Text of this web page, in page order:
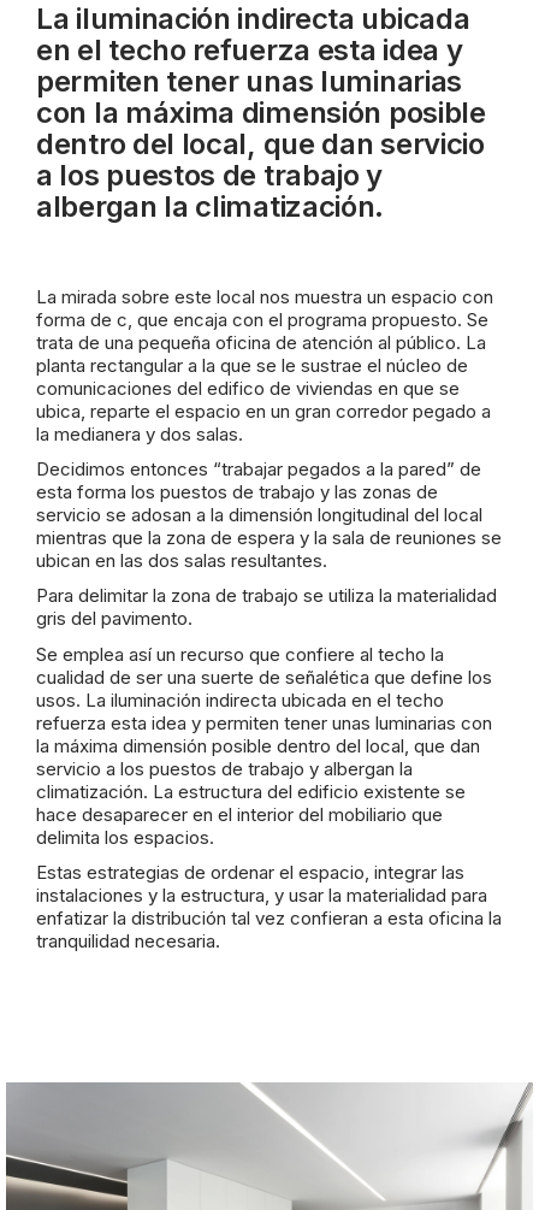
La iluminación indirecta ubicada
en el techo refuerza esta idea y
permiten tener unas luminarias
con la máxima dimensión posible
dentro del local, que dan servicio
a los puestos de trabajo y
albergan la climatización.
La mirada sobre este local nos muestra un espacio con
forma de c, que encaja con el programa propuesto. Se
trata de una pequeña oficina de atención al público. La
planta rectangular a la que se le sustrae el núcleo de
comunicaciones del edifico de viviendas en que se
ubica, reparte el espacio en un gran corredor pegado a
la medianera y dos salas.
Decidimos entonces “trabajar pegados a la pared” de
esta forma los puestos de trabajo y las zonas de
servicio se adosan a la dimensión longitudinal del local
mientras que la zona de espera y la sala de reuniones se
ubican en las dos salas resultantes.
Para delimitar la zona de trabajo se utiliza la materialidad
gris del pavimento.
Se emplea así un recurso que confiere al techo la
cualidad de ser una suerte de señalética que define los
usos. La iluminación indirecta ubicada en el techo
refuerza esta idea y permiten tener unas luminarias con
la máxima dimensión posible dentro del local, que dan
servicio a los puestos de trabajo y albergan la
climatización. La estructura del edificio existente se
hace desaparecer en el interior del mobiliario que
delimita los espacios.
Estas estrategias de ordenar el espacio, integrar las
instalaciones y la estructura, y usar la materialidad para
enfatizar la distribución tal vez confieran a esta oficina la
tranquilidad necesaria.